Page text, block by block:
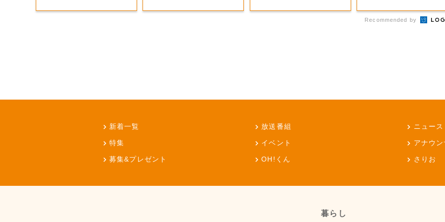
Recommended by
新着一覧 放送番組 ニュース
特集 イベント アナウ
募集&プレゼント OH!くん さりお
暮らし